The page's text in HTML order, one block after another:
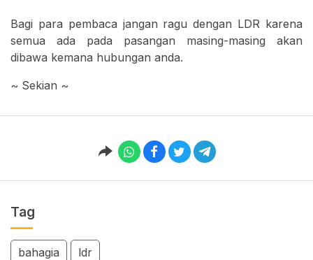
Bagi para pembaca jangan ragu dengan LDR karena
semua ada pada pasangan masing-masing akan
dibawa kemana hubungan anda.
~ Sekian ~
Tag
bahagia ldr